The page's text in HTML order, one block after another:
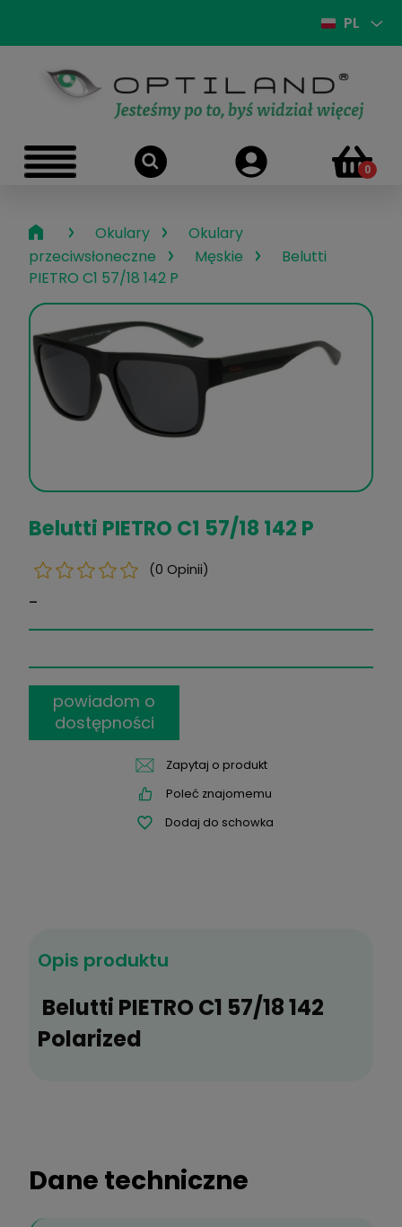
PL
› Okulary ›
Okulary
przeciwsłoneczne
› Męskie ›
Belutti
PIETRO C1 57/18 142 P
Belutti PIETRO C1 57/18 142 P
Poleć znajomemu
Opis produktu
Belutti PIETRO C1 57/18 142
Polarized
Dane techniczne